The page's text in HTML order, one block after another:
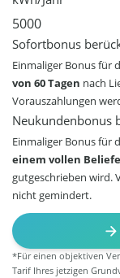
Sofortbonus
Einmaliger Bonus für
von 60 Tagen nach
Vorauszahlungen
Neukundenbonus
Einmaliger Bonus für
einem vollen
gutgeschrieben wird.
nicht gemindert.
*Für einen objektiven
Tarif Ihres jetzigen